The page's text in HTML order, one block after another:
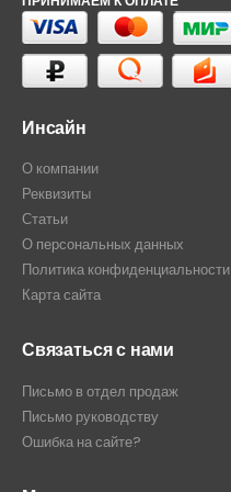
Инсайн
О компании
Реквизиты
Статьи
О персональных данных
Политика конфиденциальности
Карта сайта
Связаться с нами
Письмо в отдел продаж
Письмо руководству
Ошибка на сайте?